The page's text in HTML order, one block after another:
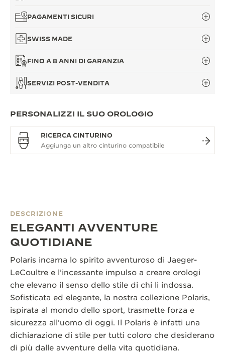
PAGAMENTI SICURI
SWISS MADE
FINO A 8 ANNI DI GARANZIA
SERVIZI POST-VENDITA
PERSONALIZZI IL SUO OROLOGIO
RICERCA CINTURINO
DESCRIZIONE
ELEGANTI AVVENTURE
QUOTIDIANE
Polaris incarna lo spirito avventuroso di Jaeger-
LeCoultre e l’incessante impulso a creare orologi
che elevano il senso dello stile di chi li indossa.
Sofisticata ed elegante, la nostra collezione Polaris,
ispirata al mondo dello sport, trasmette forza e
sicurezza all’uomo di oggi. Il Polaris è infatti una
dichiarazione di stile per tutti coloro che desiderano
di più dalle avventure della vita quotidiana.